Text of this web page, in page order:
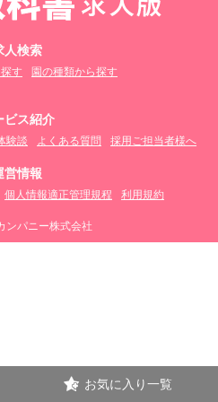
人検索
す
園の種類から探す
ビス紹介
験談 よくある質問 採用ご担当者様へ
営情報
個人情報適正管理規程 利用規約
ンパニー株式会社
お気に入り一覧